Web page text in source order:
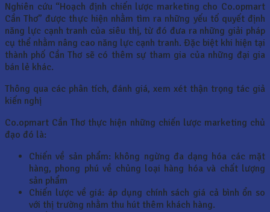
Nghiên cứu “Hoạch định chiến lược marketing cho Co.opmart
Cần Thơ” được thực hiện nhằm tìm ra những yếu tố quyết định
năng lực cạnh tranh của siêu thị, từ đó đưa ra những giải pháp
cụ thể nhằm nâng cao năng lực cạnh tranh. Đặc biệt khi hiện tại
thành phố Cần Thơ sẽ có thêm sự tham gia của những đại gia
bán lẻ khác.
Thông qua các phân tích, đánh giá, xem xét thận trọng tác giả
kiến nghị
Co.opmart Cần Thơ thực hiện những chiến lược marketing chủ
đạo đó là:
Chiến về sản phẩm: không ngừng đa dạng hóa các mặt
hàng, phong phú về chủng loại hàng hóa và chất lượng
sản phẩm
Chiến lược về giá: áp dụng chính sách giá cả bình ổn so
với thị trường nhằm thu hút thêm khách hàng.